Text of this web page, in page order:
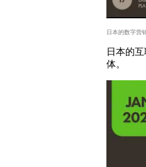
日本的数字营
日本的
体。